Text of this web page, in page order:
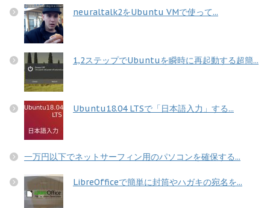
neuraltalk2をUbuntu VMで使って...
1,2ステップでUbuntuを瞬時に再起動する超簡...
Ubuntu18.04 LTSで「日本語入力」する...
一万円以下でネットサーフィン用のパソコンを確保する...
LibreOfficeで簡単に封筒やハガキの宛名を...